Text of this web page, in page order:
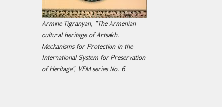
Armine Tigranyan, "The Armenian
cultural heritage of Artsakh.
Mechanisms for Protection in the
International System for Preservation
of Heritage", VEM series No. 6